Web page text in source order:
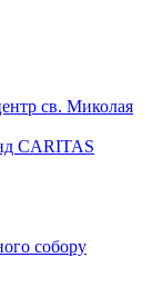
св. Миколая
CARITAS
собору